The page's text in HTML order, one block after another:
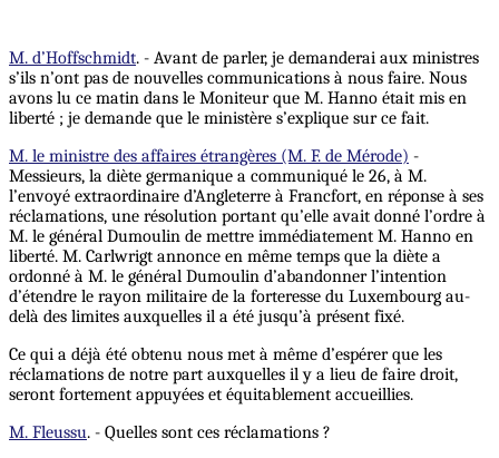
M. d’Hoffschmidt. - Avant de parler, je demanderai aux ministres
s’ils n’ont pas de nouvelles communications à nous faire. Nous
avons lu ce matin dans le Moniteur que M. Hanno était mis en
liberté ; je demande que le ministère s’explique sur ce fait.
M. le ministre des affaires étrangères (M. F. de Mérode) -
Messieurs, la diète germanique a communiqué le 26, à M.
l’envoyé extraordinaire d’Angleterre à Francfort, en réponse à ses
réclamations, une résolution portant qu’elle avait donné l’ordre à
M. le général Dumoulin de mettre immédiatement M. Hanno en
liberté. M. Carlwrigt annonce en même temps que la diète a
ordonné à M. le général Dumoulin d’abandonner l’intention
d’étendre le rayon militaire de la forteresse du Luxembourg au-
delà des limites auxquelles il a été jusqu’à présent fixé.
Ce qui a déjà été obtenu nous met à même d’espérer que les
réclamations de notre part auxquelles il y a lieu de faire droit,
seront fortement appuyées et équitablement accueillies.
M. Fleussu. - Quelles sont ces réclamations ?